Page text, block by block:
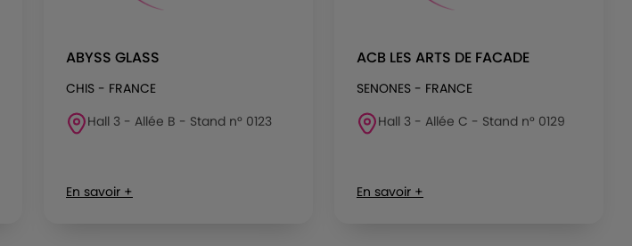
ABYSS GLASS
CHIS - FRANCE
Hall 3 - Allée B - Stand n° 0123
En savoir +
ACB LES ARTS DE FACADE
SENONES - FRANCE
Hall 3 - Allée C - Stand n° 0129
En savoir +